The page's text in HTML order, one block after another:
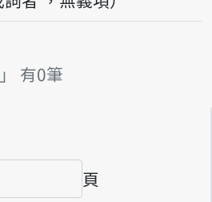
有0筆
頁